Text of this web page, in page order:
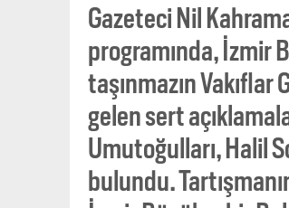
Gazeteci Nil
programında, İzmir
taşınmazın
gelen sert
Umutoğulları, Halil
bulundu.